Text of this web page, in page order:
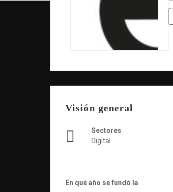
Visión general
Sectores
Digital
En qué año se fundó la